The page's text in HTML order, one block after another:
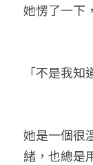
她愣了一下
「不是我
她是一個很
緒，也總是